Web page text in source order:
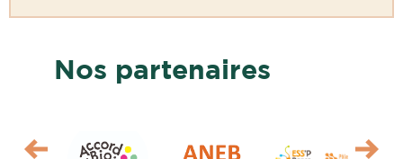
Nos partenaires